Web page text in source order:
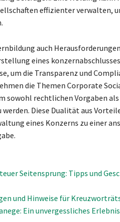
effizienter verwalten,
auch
eines
um die Transparenz und
die Themen Corporate
sowohl rechtlichen Vorgaben
Diese Dualität aus
eines Konzerns zu einer
Seitensprung: Tipps und
und Hinweise für
Ein unvergessliches